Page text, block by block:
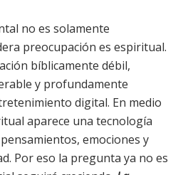
no es solamente
preocupación es espiritual.
bíblicamente débil,
y profundamente
digital. En medio
aparece una tecnología
emociones y
Por eso la pregunta ya no es